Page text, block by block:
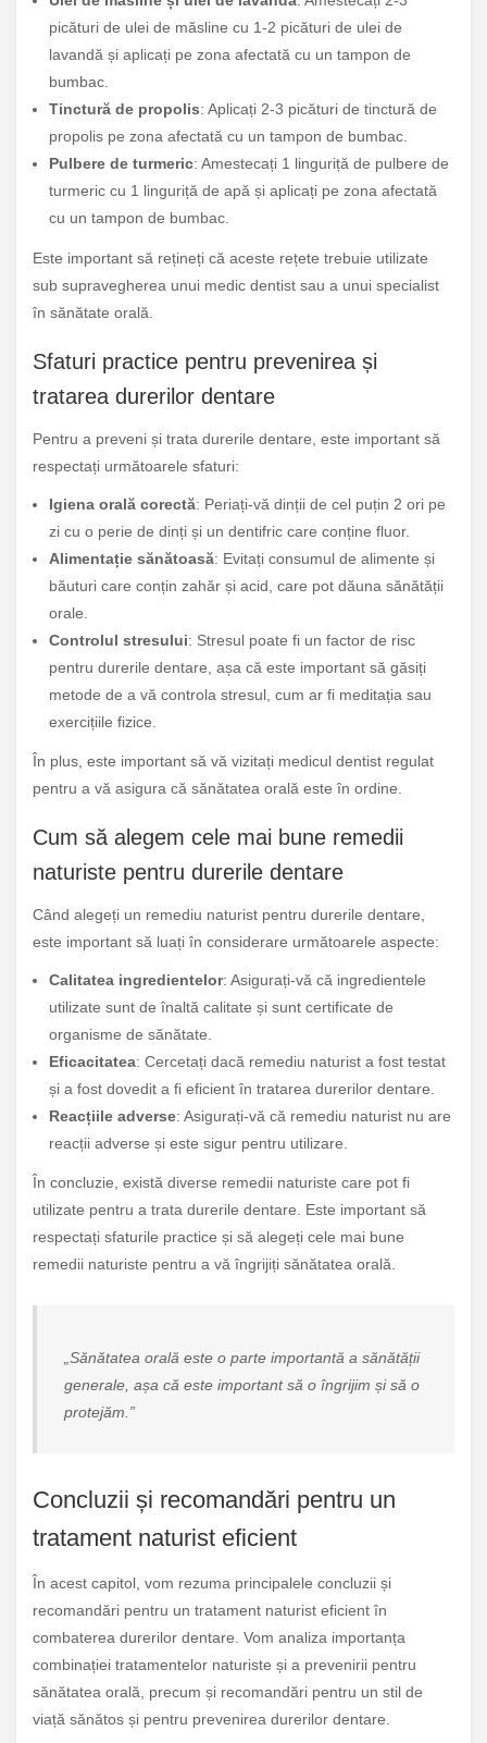
picături de ulei de măsline cu 1-2 picături de ulei de
lavandă și aplicați pe zona afectată cu un tampon de
bumbac.
Tinctură de propolis: Aplicați 2-3 picături de tinctură de
propolis pe zona afectată cu un tampon de bumbac.
Pulbere de turmeric: Amestecați 1 linguriță de pulbere de
turmeric cu 1 linguriță de apă și aplicați pe zona afectată
cu un tampon de bumbac.
Este important să rețineți că aceste rețete trebuie utilizate
sub supravegherea unui medic dentist sau a unui specialist
în sănătate orală.
Sfaturi practice pentru prevenirea și
tratarea durerilor dentare
Pentru a preveni și trata durerile dentare, este important să
respectați următoarele sfaturi:
Igiena orală corectă: Periați-vă dinții de cel puțin 2 ori pe
zi cu o perie de dinți și un dentifric care conține fluor.
Alimentație sănătoasă: Evitați consumul de alimente și
băuturi care conțin zahăr și acid, care pot dăuna sănătății
orale.
Controlul stresului: Stresul poate fi un factor de risc
pentru durerile dentare, așa că este important să găsiți
metode de a vă controla stresul, cum ar fi meditația sau
exercițiile fizice.
În plus, este important să vă vizitați medicul dentist regulat
pentru a vă asigura că sănătatea orală este în ordine.
Cum să alegem cele mai bune remedii
naturiste pentru durerile dentare
Când alegeți un remediu naturist pentru durerile dentare,
este important să luați în considerare următoarele aspecte:
Calitatea ingredientelor: Asigurați-vă că ingredientele
utilizate sunt de înaltă calitate și sunt certificate de
organisme de sănătate.
Eficacitatea: Cercetați dacă remediu naturist a fost testat
și a fost dovedit a fi eficient în tratarea durerilor dentare.
Reacțiile adverse: Asigurați-vă că remediu naturist nu are
reacții adverse și este sigur pentru utilizare.
În concluzie, există diverse remedii naturiste care pot fi
utilizate pentru a trata durerile dentare. Este important să
respectați sfaturile practice și să alegeți cele mai bune
remedii naturiste pentru a vă îngrijiți sănătatea orală.
„Sănătatea orală este o parte importantă a sănătății
generale, așa că este important să o îngrijim și să o
protejăm.”
Concluzii și recomandări pentru un
tratament naturist eficient
În acest capitol, vom rezuma principalele concluzii și
recomandări pentru un tratament naturist eficient în
combaterea durerilor dentare. Vom analiza importanța
combinației tratamentelor naturiste și a prevenirii pentru
sănătatea orală, precum și recomandări pentru un stil de
viață sănătos și pentru prevenirea durerilor dentare.